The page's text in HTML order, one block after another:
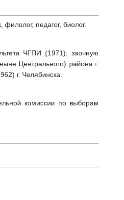
педагог, биолог.
ЧГПИ (1971); заочную
Центрального) района г.
г. Челябинска.
комиссии по выборам